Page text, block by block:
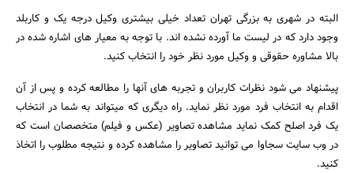
البته در شهری به بزرگی تهران تعداد خیلی بیشتری وکیل درجه یک و کاربلد
وجود دارد که در لیست ما آورده نشده اند. با توجه به معیار های اشاره شده در
بالا مشاوره حقوقی و وکیل مورد نظر خود را انتخاب کنید.
پیشنهاد می شود نظرات کاربران و تجربه های آنها را مطالعه کرده و پس از آن
اقدام به انتخاب فرد مورد نظر نماید. راه دیگری که میتواند به شما در انتخاب
یک فرد اصلح کمک نماید مشاهده تصاویر (عکس و فیلم) متخصصان است که
در وب سایت سجاوا می توانید تصاویر را مشاهده کرده و نتیجه مطلوب را اتخاذ
کنید.